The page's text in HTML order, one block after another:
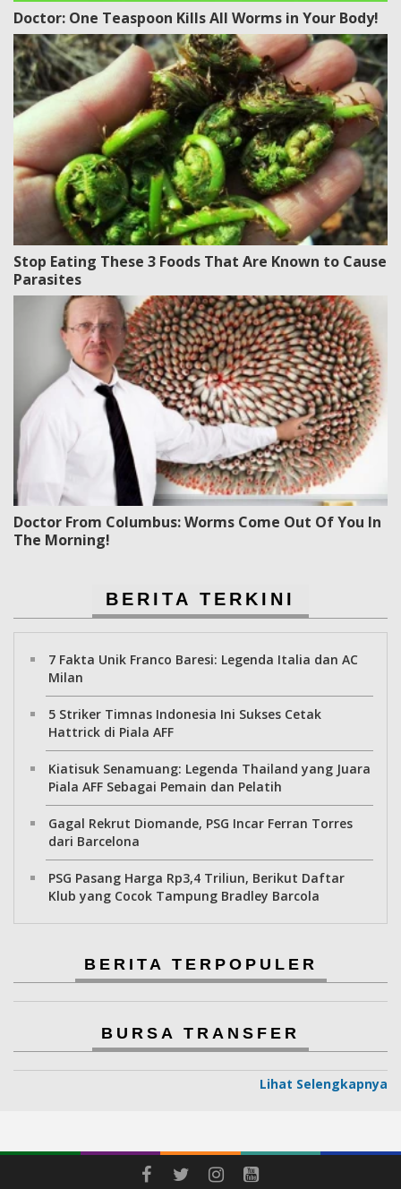
Doctor: One Teaspoon Kills All Worms in Your Body!
Stop Eating These 3 Foods That Are Known to Cause
Parasites
Doctor From Columbus: Worms Come Out Of You In
The Morning!
BERITA TERKINI
7 Fakta Unik Franco Baresi: Legenda Italia dan AC
Milan
5 Striker Timnas Indonesia Ini Sukses Cetak
Hattrick di Piala AFF
Kiatisuk Senamuang: Legenda Thailand yang Juara
Piala AFF Sebagai Pemain dan Pelatih
Gagal Rekrut Diomande, PSG Incar Ferran Torres
dari Barcelona
PSG Pasang Harga Rp3,4 Triliun, Berikut Daftar
Klub yang Cocok Tampung Bradley Barcola
BERITA TERPOPULER
BURSA TRANSFER
Lihat Selengkapnya